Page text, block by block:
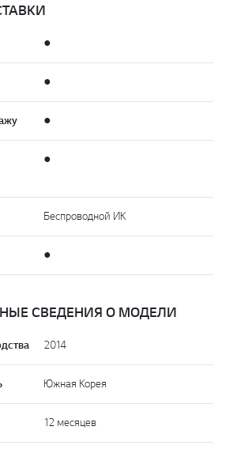
●
●
●
●
Беспроводной ИК
●
СВЕДЕНИЯ О МОДЕЛИ
2014
Южная Корея
12 месяцев